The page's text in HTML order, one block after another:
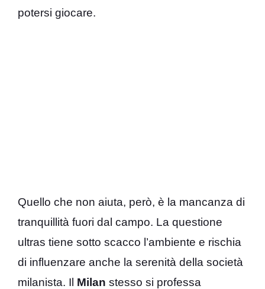
potersi giocare.
Quello che non aiuta, però, è la mancanza di
tranquillità fuori dal campo. La questione
ultras tiene sotto scacco l’ambiente e rischia
di influenzare anche la serenità della società
milanista. Il Milan stesso si professa